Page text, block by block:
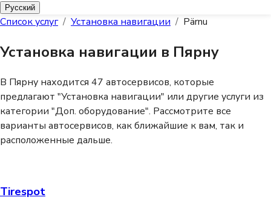
Русский
Список услуг / Установка навигации / Pärnu
Установка навигации в Пярну
В Пярну находится 47 автосервисов, которые
предлагают "Установка навигации" или другие услуги из
категории "Доп. оборудование". Рассмотрите все
варианты автосервисов, как ближайшие к вам, так и
расположенные дальше.
Tirespot